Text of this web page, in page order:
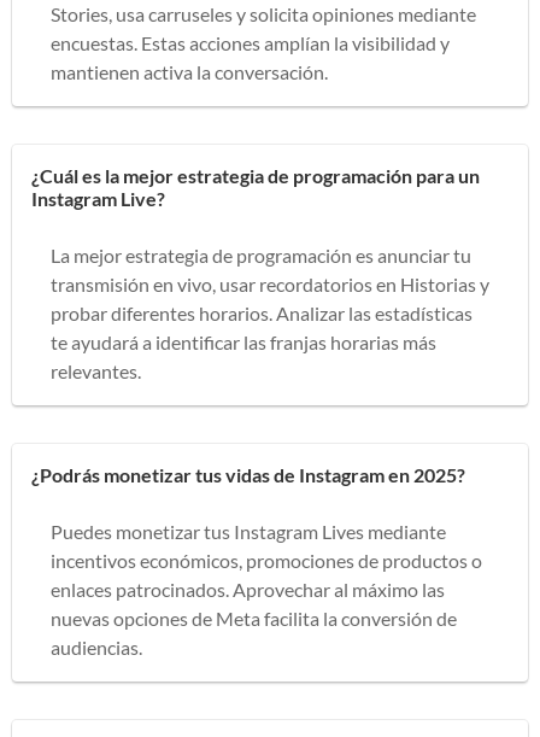
Stories, usa carruseles y solicita opiniones mediante
encuestas. Estas acciones amplían la visibilidad y
mantienen activa la conversación.
¿Cuál es la mejor estrategia de programación para un
Instagram Live?
La mejor estrategia de programación es anunciar tu
transmisión en vivo, usar recordatorios en Historias y
probar diferentes horarios. Analizar las estadísticas
te ayudará a identificar las franjas horarias más
relevantes.
¿Podrás monetizar tus vidas de Instagram en 2025?
Puedes monetizar tus Instagram Lives mediante
incentivos económicos, promociones de productos o
enlaces patrocinados. Aprovechar al máximo las
nuevas opciones de Meta facilita la conversión de
audiencias.